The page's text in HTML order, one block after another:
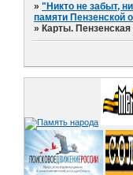
»"Никто не забыт,
памяти Пензенской
» Карты. Пензенская